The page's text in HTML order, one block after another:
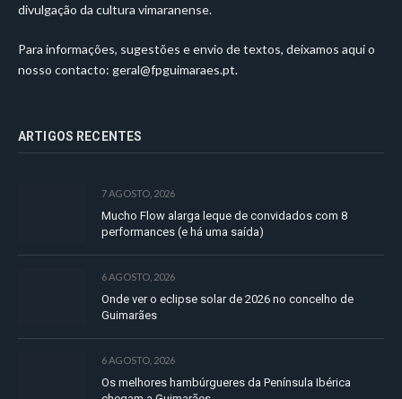
divulgação da cultura vimaranense.
Para informações, sugestões e envio de textos, deixamos aqui o
nosso contacto: geral@fpguimaraes.pt.
ARTIGOS RECENTES
7 AGOSTO, 2026
Mucho Flow alarga leque de convidados com 8
performances (e há uma saída)
6 AGOSTO, 2026
Onde ver o eclipse solar de 2026 no concelho de
Guimarães
6 AGOSTO, 2026
Os melhores hambúrgueres da Península Ibérica